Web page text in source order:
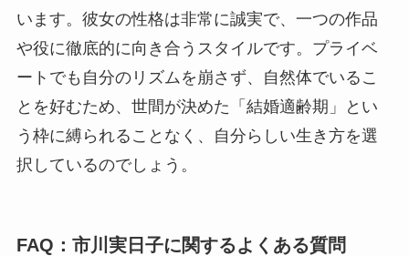
います。彼女の性格は非常に誠実で、一つの作品
や役に徹底的に向き合うスタイルです。プライベ
ートでも自分のリズムを崩さず、自然体でいるこ
とを好むため、世間が決めた「結婚適齢期」とい
う枠に縛られることなく、自分らしい生き方を選
択しているのでしょう。
FAQ：市川実日子に関するよくある質問